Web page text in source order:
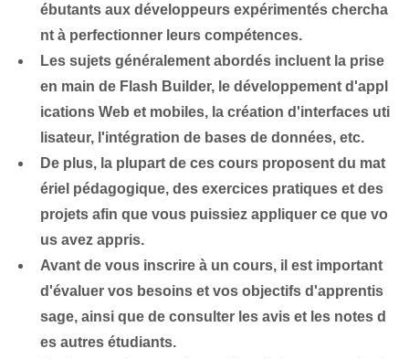
ébutants aux développeurs expérimentés chercha
nt à perfectionner leurs compétences.
Les sujets généralement abordés incluent la prise
en main de Flash Builder, le développement d'appl
ications Web et mobiles, la création d'interfaces uti
lisateur, l'intégration de bases de données, etc.
De plus, la plupart de ces cours proposent du mat
ériel pédagogique, des exercices pratiques et des
projets afin que vous puissiez appliquer ce que vo
us avez appris.
Avant de vous inscrire à un cours, il est important
d'évaluer vos besoins et vos objectifs d'apprentis
sage, ainsi que de consulter les avis et les notes d
es autres étudiants.